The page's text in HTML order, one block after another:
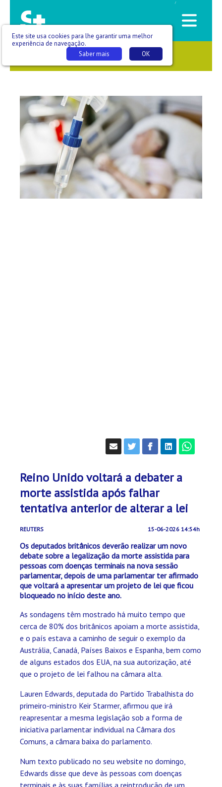
/
SAÚDE QUE SE VÊ
Reino Unido voltará a debater a
morte assistida após falhar
tentativa anterior de alterar a lei
REUTERS 15-06-2026 14:54h
Os deputados britânicos deverão realizar um novo
debate sobre a legalização da morte assistida para
pessoas com doenças terminais na nova sessão
parlamentar, depois de uma parlamentar ter afirmado
que voltará a apresentar um projeto de lei que ficou
bloqueado no início deste ano.
As sondagens têm mostrado há muito tempo que
cerca de 80% dos britânicos apoiam a morte assistida,
e o país estava a caminho de seguir o exemplo da
Austrália, Canadá, Países Baixos e Espanha, bem como
de alguns estados dos EUA, na sua autorização, até
que o projeto de lei falhou na câmara alta.
Lauren Edwards, deputada do Partido Trabalhista do
primeiro-ministro Keir Starmer, afirmou que irá
reapresentar a mesma legislação sob a forma de
iniciativa parlamentar individual na Câmara dos
Comuns, a câmara baixa do parlamento.
Num texto publicado no seu website no domingo,
Edwards disse que deve às pessoas com doenças
terminais e às suas famílias a reintrodução de um
Este site usa cookies para lhe garantir uma melhor
experiência de navegação.
OK
Saber mais